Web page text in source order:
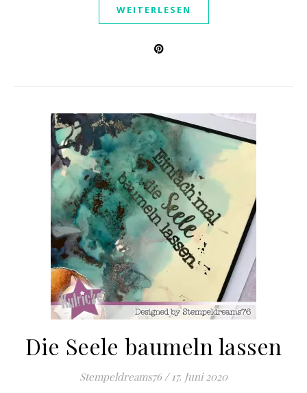
WEITERLESEN
Die Seele baumeln lassen
Stempeldreams76 / 17. Juni 2020